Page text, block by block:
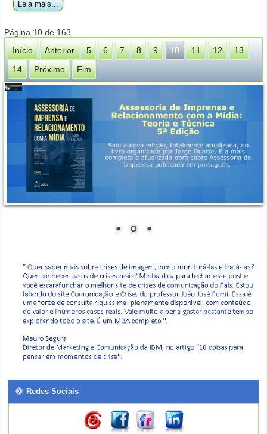
Leia mais...
Página 10 de 163
Início
Anterior 5 6 7 8 9 10 11 12
13
14
Próximo Fim
Redes Sociais